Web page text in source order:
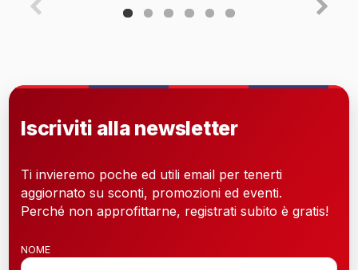
Iscriviti alla newsletter
Ti invieremo poche ed utili email per tenerti
aggiornato su sconti, promozioni ed eventi.
Perché non approfittarne, registrati subito è gratis!
NOME